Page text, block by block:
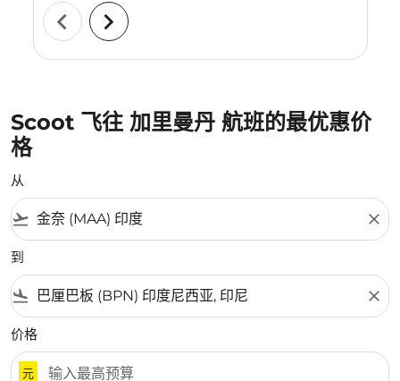
chevron_left chevron_right
Scoot 飞往 加里曼丹 航班的最优惠价
格
从
flight_takeoff close
到
flight_land close
价格
元